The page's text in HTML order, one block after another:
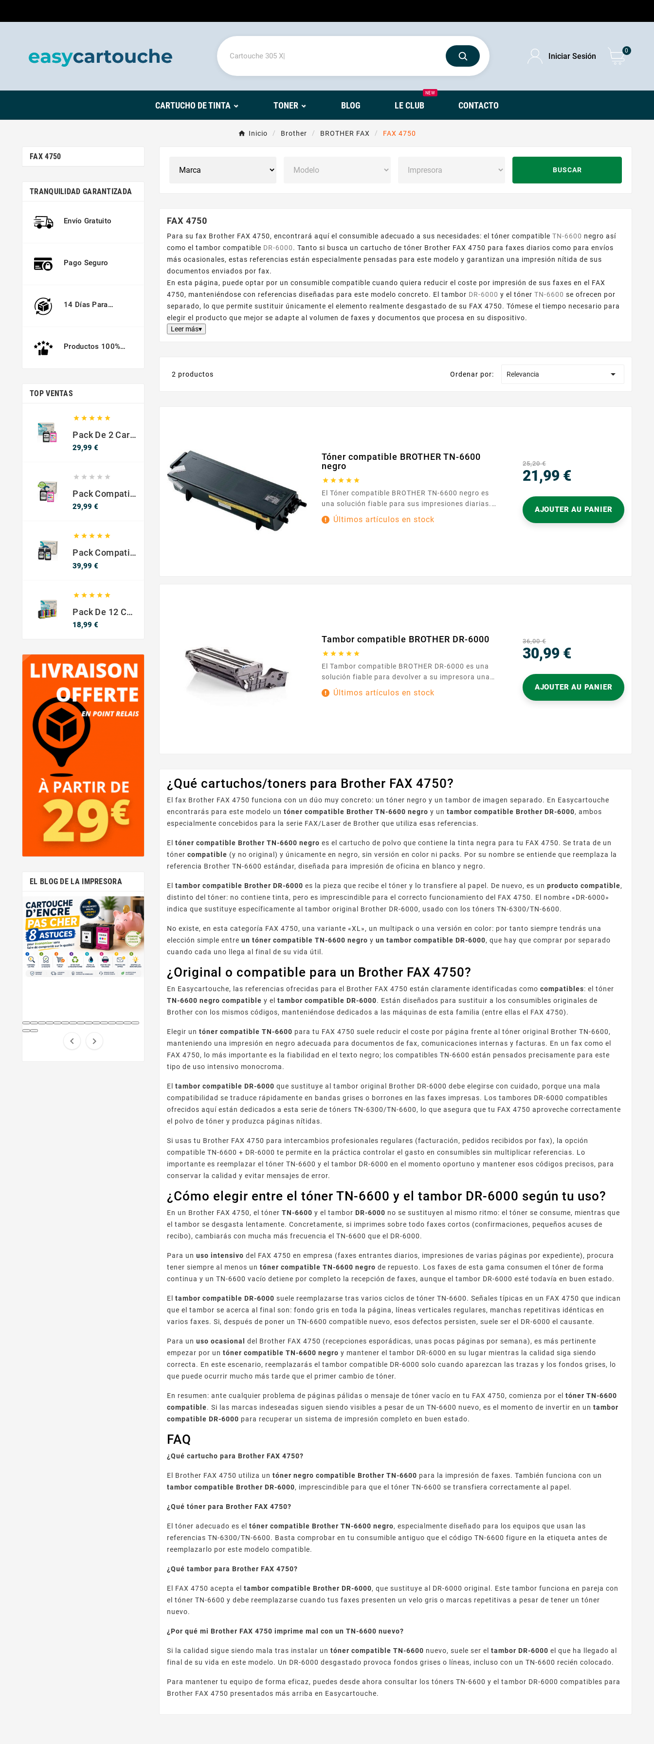
Iniciar Sesión
0
CARTUCHO DE TINTA TONER BLOG LE CLUB
NEW
CONTACTO
Inicio Brother BROTHER FAX FAX 4750
FAX 4750
TRANQUILIDAD GARANTIZADA
Envío Gratuito
Pago Seguro
14 Días Para
Productos 100%
TOP VENTAS
    
Pack De 2 Cartuchos Compatibles Con HP 301 XL Negro Y Color
29,99 €
    
Pack Compatible Con HP 302 XL Negro Y Color - SIN NIVEL DE TINTA
29,99 €
    
Pack Compatible Canon PG-540 XL / CL-541 XL ? Negro Y Color ? Alta Capacidad
39,99 €
    
Pack De 12 Cartuchos Compatibles EPSON 603XL
18,99 €
EL BLOG DE LA IMPRESORA
 
BUSCAR
FAX 4750
Para su fax Brother FAX 4750, encontrará aquí el consumible adecuado a sus necesidades: el tóner compatibleTN-6600 negro así
como el tambor compatible DR-6000. Tanto si busca un cartucho de tóner Brother FAX 4750 para faxes diarios como para envíos
más ocasionales, estas referencias están especialmente pensadas para este modelo y garantizan una impresión nítida de sus
documentos enviados por fax.
En esta página, puede optar por un consumible compatible cuando quiera reducir el coste por impresión de sus faxes en el FAX
4750, manteniéndose con referencias diseñadas para este modelo concreto. El tambor DR-6000 y el tónerTN-6600 se ofrecen por
separado, lo que permite sustituir únicamente el elemento realmente desgastado de su FAX 4750. Tómese el tiempo necesario para
elegir el producto que mejor se adapte al volumen de faxes y documentos que procesa en su dispositivo.
Leer más▾
2 productos Ordenar por: Relevancia 
Tóner compatible BROTHER TN-6600
negro
    
El Tóner compatible BROTHER TN-6600 negro es
una solución fiable para sus impresiones diarias.
Diseñado para integrarse fácilmente con
impresoras que utilizan las referencias TN6300 /
Últimos artículos en stock
25,20 €
21,99 €
AJOUTER AU PANIER
Tambor compatible BROTHER DR-6000
    
El Tambor compatible BROTHER DR-6000 es una
solución fiable para devolver a su impresora una
calidad de impresión nítida y uniforme. Diseñado
para funcionar en perfecta armonía con los
Últimos artículos en stock
36,00 €
30,99 €
AJOUTER AU PANIER
¿Qué cartuchos/toners para Brother FAX 4750?
El fax Brother FAX 4750 funciona con un dúo muy concreto: un tóner negro y un tambor de imagen separado. En Easycartouche
encontrarás para este modelo untóner compatible Brother TN-6600 negro y untambor compatible Brother DR-6000, ambos
especialmente concebidos para la serie FAX/Laser de Brother que utiliza esas referencias.
Eltóner compatible Brother TN-6600 negro es el cartucho de polvo que contiene la tinta negra para tu FAX 4750. Se trata de un
tónercompatible (y no original) y únicamente en negro, sin versión en color ni packs. Por su nombre se entiende que reemplaza la
referencia Brother TN-6600 estándar, diseñada para impresión de oficina en blanco y negro.
Eltambor compatible Brother DR-6000 es la pieza que recibe el tóner y lo transfiere al papel. De nuevo, es unproducto compatible,
distinto del tóner: no contiene tinta, pero es imprescindible para el correcto funcionamiento del FAX 4750. El nombre «DR-6000»
indica que sustituye específicamente al tambor original Brother DR-6000, usado con los tóners TN-6300/TN-6600.
No existe, en esta categoría FAX 4750, una variante «XL», un multipack o una versión en color: por tanto siempre tendrás una
elección simple entreun tóner compatible TN-6600 negro yun tambor compatible DR-6000, que hay que comprar por separado
cuando cada uno llega al final de su vida útil.
¿Original o compatible para un Brother FAX 4750?
En Easycartouche, las referencias ofrecidas para el Brother FAX 4750 están claramente identificadas comocompatibles: el tóner
TN-6600 negro compatible y eltambor compatible DR-6000. Están diseñados para sustituir a los consumibles originales de
Brother con los mismos códigos, manteniéndose dedicados a las máquinas de esta familia (entre ellas el FAX 4750).
Elegir untóner compatible TN-6600 para tu FAX 4750 suele reducir el coste por página frente al tóner original Brother TN-6600,
manteniendo una impresión en negro adecuada para documentos de fax, comunicaciones internas y facturas. En un fax como el
FAX 4750, lo más importante es la fiabilidad en el texto negro; los compatibles TN-6600 están pensados precisamente para este
tipo de uso intensivo monocroma.
Eltambor compatible DR-6000 que sustituye al tambor original Brother DR-6000 debe elegirse con cuidado, porque una mala
compatibilidad se traduce rápidamente en bandas grises o borrones en las faxes impresas. Los tambores DR-6000 compatibles
ofrecidos aquí están dedicados a esta serie de tóners TN-6300/TN-6600, lo que asegura que tu FAX 4750 aproveche correctamente
el polvo de tóner y produzca páginas nítidas.
Si usas tu Brother FAX 4750 para intercambios profesionales regulares (facturación, pedidos recibidos por fax), la opción
compatible TN-6600 + DR-6000 te permite en la práctica controlar el gasto en consumibles sin multiplicar referencias. Lo
importante es reemplazar el tóner TN-6600 y el tambor DR-6000 en el momento oportuno y mantener esos códigos precisos, para
conservar la calidad y evitar mensajes de error.
¿Cómo elegir entre el tóner TN-6600 y el tambor DR-6000 según tu uso?
En un Brother FAX 4750, el tónerTN-6600 y el tambor DR-6000 no se sustituyen al mismo ritmo: el tóner se consume, mientras que
el tambor se desgasta lentamente. Concretamente, si imprimes sobre todo faxes cortos (confirmaciones, pequeños acuses de
recibo), cambiarás con mucha más frecuencia el TN-6600 que el DR-6000.
Para unuso intensivo del FAX 4750 en empresa (faxes entrantes diarios, impresiones de varias páginas por expediente), procura
tener siempre al menos untóner compatible TN-6600 negro de repuesto. Los faxes de esta gama consumen el tóner de forma
continua y un TN-6600 vacío detiene por completo la recepción de faxes, aunque el tambor DR-6000 esté todavía en buen estado.
Eltambor compatible DR-6000 suele reemplazarse tras varios ciclos de tóner TN-6600. Señales típicas en un FAX 4750 que indican
que el tambor se acerca al final son: fondo gris en toda la página, líneas verticales regulares, manchas repetitivas idénticas en
varios faxes. Si, después de poner un TN-6600 compatible nuevo, esos defectos persisten, suele ser el DR-6000 el causante.
Para unuso ocasional del Brother FAX 4750 (recepciones esporádicas, unas pocas páginas por semana), es más pertinente
empezar por untóner compatible TN-6600 negro y mantener el tambor DR-6000 en su lugar mientras la calidad siga siendo
correcta. En este escenario, reemplazarás el tambor compatible DR-6000 solo cuando aparezcan las trazas y los fondos grises, lo
que puede ocurrir mucho más tarde que el primer cambio de tóner.
En resumen: ante cualquier problema de páginas pálidas o mensaje de tóner vacío en tu FAX 4750, comienza por eltóner TN-6600
compatible. Si las marcas indeseadas siguen siendo visibles a pesar de un TN-6600 nuevo, es el momento de invertir en untambor
compatible DR-6000 para recuperar un sistema de impresión completo en buen estado.
FAQ
¿Qué cartucho para Brother FAX 4750?
El Brother FAX 4750 utiliza untóner negro compatible Brother TN-6600 para la impresión de faxes. También funciona con un
tambor compatible Brother DR-6000, imprescindible para que el tóner TN-6600 se transfiera correctamente al papel.
¿Qué tóner para Brother FAX 4750?
El tóner adecuado es eltóner compatible Brother TN-6600 negro, especialmente diseñado para los equipos que usan las
referencias TN-6300/TN-6600. Basta comprobar en tu consumible antiguo que el código TN-6600 figure en la etiqueta antes de
reemplazarlo por este modelo compatible.
¿Qué tambor para Brother FAX 4750?
El FAX 4750 acepta eltambor compatible Brother DR-6000, que sustituye al DR-6000 original. Este tambor funciona en pareja con
el tóner TN-6600 y debe reemplazarse cuando tus faxes presenten un velo gris o marcas repetitivas a pesar de tener un tóner
nuevo.
¿Por qué mi Brother FAX 4750 imprime mal con un TN-6600 nuevo?
Si la calidad sigue siendo mala tras instalar untóner compatible TN-6600 nuevo, suele ser eltambor DR-6000 el que ha llegado al
final de su vida en este modelo. Un DR-6000 desgastado provoca fondos grises o líneas, incluso con un TN-6600 recién colocado.
Para mantener tu equipo de forma eficaz, puedes desde ahora consultar los tóners TN-6600 y el tambor DR-6000 compatibles para
Brother FAX 4750 presentados más arriba en Easycartouche.